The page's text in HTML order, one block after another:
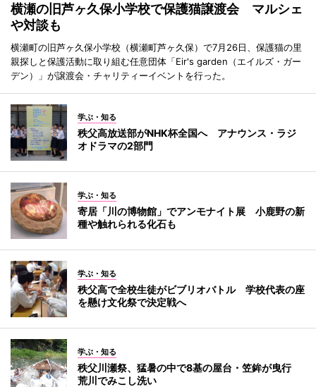
横瀬の旧芦ヶ久保小学校で保護猫譲渡会 マルシェ
や対談も
横瀬町の旧芦ヶ久保小学校（横瀬町芦ヶ久保）で7月26日、保護猫の里
親探しと保護活動に取り組む任意団体「Eir's garden（エイルズ・ガー
デン）」が譲渡会・チャリティーイベントを行った。
学ぶ・知る
秩父高放送部がNHK杯全国へ アナウンス・ラジ
オドラマの2部門
学ぶ・知る
寄居「川の博物館」でアンモナイト展 小鹿野の新
種や触れられる化石も
学ぶ・知る
秩父高で全校生徒がビブリオバトル 学校代表の座
を懸け文化祭で決定戦へ
学ぶ・知る
秩父川瀬祭、猛暑の中で8基の屋台・笠鉾が曳行
荒川でみこし洗い